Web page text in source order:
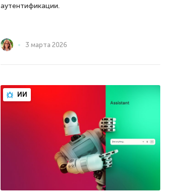
аутентификации.
3 марта 2026
ИИ